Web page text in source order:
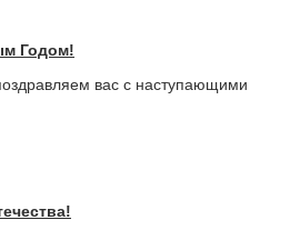
Годом!
вас с наступающими